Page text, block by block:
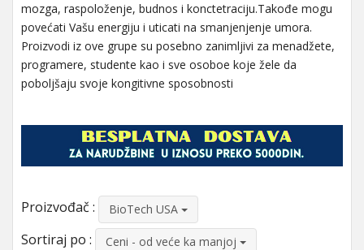
mozga, raspoloženje, budnos i konctetraciju.Takođe mogu
povećati Vašu energiju i uticati na smanjenjenje umora.
Proizvodi iz ove grupe su posebno zanimljivi za menadžete,
programere, studente kao i sve osoboe koje žele da
poboljšaju svoje kongitivne sposobnosti
Proizvođač : BioTech USA
Sortiraj po : Ceni - od veće ka manjoj